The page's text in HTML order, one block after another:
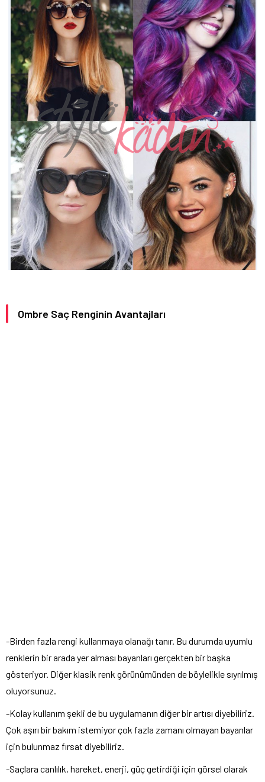
Ombre Saç Renginin Avantajları
-Birden fazla rengi kullanmaya olanağı tanır. Bu durumda uyumlu
renklerin bir arada yer alması bayanları gerçekten bir başka
gösteriyor. Diğer klasik renk görünümünden de böylelikle sıyrılmış
oluyorsunuz.
-Kolay kullanım şekli de bu uygulamanın diğer bir artısı diyebiliriz.
Çok aşırı bir bakım istemiyor çok fazla zamanı olmayan bayanlar
için bulunmaz fırsat diyebiliriz.
-Saçlara canlılık, hareket, enerji, güç getirdiği için görsel olarak